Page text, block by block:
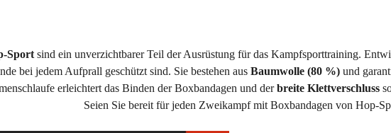
Sport sind ein unverzichtbarer Teil der Ausrüstung für das Kampfsporttraining.
bei jedem Aufprall geschützt sind. Sie bestehen aus Baumwolle (80 %) und
erleichtert das Binden der Boxbandagen und derbreite Klettverschluss
Seien Sie bereit für jeden Zweikampf mit Boxbandagen von Hop-